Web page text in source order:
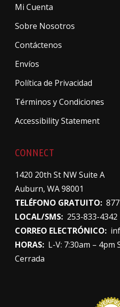
Mi Cuenta
Sobre Nosotros
Contáctenos
Envíos
Política de Privacidad
Términos y Condiciones
Accessibility Statement
CONNECT
1420 20th St NW Suite A
Auburn, WA 98001
TELÉFONO GRATUITO:
LOCAL/SMS: 253-833-4342
CORREO ELECTRÓNICO:
HORAS: L-V: 7:30am – 4pm
Cerrada